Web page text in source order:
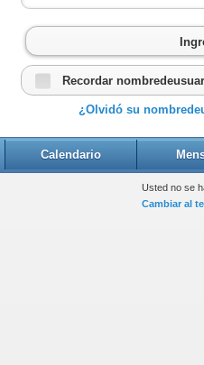
Recordar
¿Olvidó su
Calendario
Usted no se
Cambiar al